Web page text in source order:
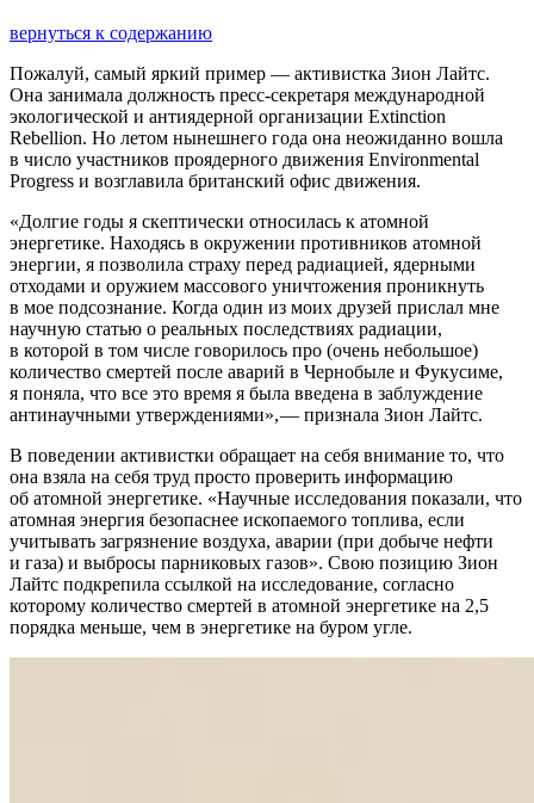
вернуться к содержанию
Пожалуй, самый яркий пример — ​активистка Зион Лайтс.
Она занимала должность пресс-секретаря международной
экологической и антиядерной организации Extinction
Rebellion. Но летом нынешнего года она неожиданно вошла
в число участников проядерного движения Environmental
Progress и возглавила британский офис движения.
«Долгие годы я скептически относилась к атомной
энергетике. Находясь в окружении противников атомной
энергии, я позволила страху перед радиацией, ядерными
отходами и оружием массового уничтожения проникнуть
в мое подсознание. Когда один из моих друзей прислал мне
научную статью о реальных последствиях радиации,
в которой в том числе говорилось про (очень небольшое)
количество смертей после аварий в Чернобыле и Фукусиме,
я поняла, что все это время я была введена в заблуждение
антинаучными утверждениями», — ​признала Зион Лайтс.
В поведении активистки обращает на себя внимание то, что
она взяла на себя труд просто проверить информацию
об атомной энергетике. «Научные исследования показали, что
атомная энергия безопаснее ископаемого топлива, если
учитывать загрязнение воздуха, аварии (при добыче нефти
и газа) и выбросы парниковых газов». Свою позицию Зион
Лайтс подкрепила ссылкой на исследование, согласно
которому количество смертей в атомной энергетике на 2,5
порядка меньше, чем в энергетике на буром угле.